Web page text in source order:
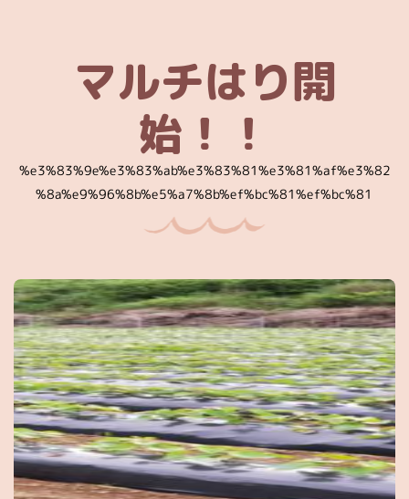
マルチはり開
始！！
%e3%83%9e%e3%83%ab%e3%83%81%e3%81%af%e3%82
%8a%e9%96%8b%e5%a7%8b%ef%bc%81%ef%bc%81